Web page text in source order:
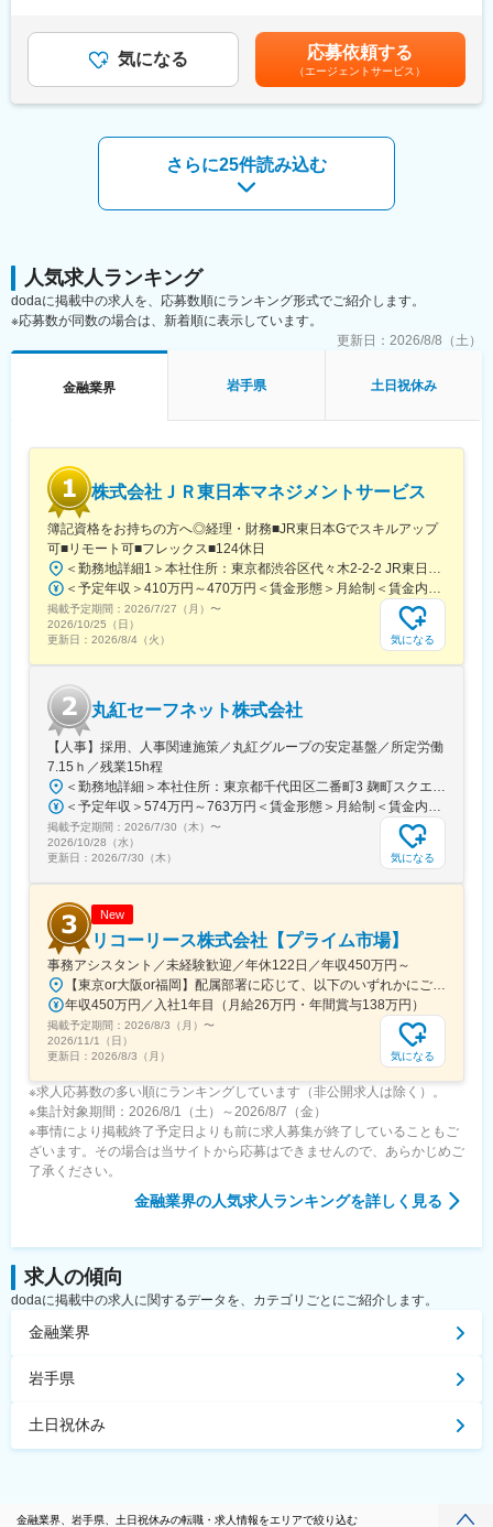
来を切り拓いていくという使命感のある方を歓迎します。
◎東証プライム上場、県内外100店舗を超える拠点
展に貢献する」「健全経営に徹する」という理念を掲げ、東証プ
ライム上場／合計109拠点を有する第一地方銀行です。
変更の範囲：会社の定める業務
■魅力：
◎当行は岩手県内のメインバンクシェア、預金シェアが高く、岩
の信頼性維持の役割を担うことができます。
配属先の市場金融部は、20名程度で構成されています。
ては階層別研修、行内資格認定研修などを実施するとともに、行
外研修にも積極的に派遣しています。また、自己啓発支援施策と
して、公的資格の取得を目指す行員に対し、専門学校等へのスク
ーリングの機会を与える制度「キャリアチャレンジプログラム」
も実施しています。これらの研修会、研修派遣には公募制も採用
す。
岩手銀行の財産は「信用」の担い手である「人」であり、「人」
の成長が同行の成長、地域社会の発展につながっていくと考えて
います。金融業界が目まぐるしく変化し続ける今こそ、環境の変
化に力強く立ち向かい、既成の価値観にとらわれない斬新な発想
力や行動力を持った「人」を求めています。同行には、ふるさと
岩手のために貢献したいという熱い「想い」を「形」にできるフ
ィールドがたくさんあります。岩手の未来を切り拓いていくとい
う使命感のある方を歓迎します。
■当行について：
・東証プライム上場、県内外100店舗を超える拠点
展に貢献する」「健全経営に徹する」という理念を掲げ、東証プ
ライム上場／合計109拠点を有する第一地方銀行です。
変更の範囲：会社の定める業務
あくまでも目安の金額であり、選考を通じて上下する可能性があ
ります。月給(月額)は固定手当を含めた表記です。
気になる 応募依頼する
（エージェントサービス）
さらに25件読み込む
人気求人ランキング
dodaに掲載中の求人を、応募数順にランキング形式でご紹介します。
※応募数が同数の場合は、新着順に表示しています。
更新日： 2026/8/8（土）
金融業界 岩手県 土日祝休み
株式会社ＪＲ東日本マネジメントサービス
簿記資格をお持ちの方へ◎経理・財務■JR東日本Gでスキルアップ
可■リモート可■フレックス■124休日
＜勤務地詳細1＞本社住所：東京都渋谷区代々木2-2-2 JR東日本本社ビル9階受動喫煙対策：屋内全面禁煙＜勤務地詳細2＞東京都内オフィス住所：東京都23区内 受動喫煙対策：屋内全面禁煙変更の範囲：会社の定める事業所（リモートワーク含む）
＜予定年収＞410万円～470万円＜賃金形態＞月給制＜賃金内訳＞月額（基本給）：240,000円～250,000円＜月給＞240,000円～250,000円＜昇給有無＞有＜残業手当＞有＜給与補足＞※想定年収には残業月20Hも含めています■昇給：年1回■賞与：年2回(合計3.0ヶ月程度)※総合職：計6.0ヶ月程度■モデル年収総合職（課長）900万円総合職（マネージャー）630万円総合職（主任）520万円エリア（課員）410万円賃金はあくまでも目安の金額であり、選考を通じて上下する可能性があります。月給(月額)は固定手当を含めた表記です。
掲載予定期間： 2026/7/27（月） 〜
2026/10/25（日）
更新日： 2026/8/4（火） 気になる
丸紅セーフネット株式会社
【人事】採用、人事関連施策／丸紅グループの安定基盤／所定労働
7.15ｈ／残業15h程
＜勤務地詳細＞本社住所：東京都千代田区二番町3 麹町スクエア3F勤務地最寄駅：東京メトロ有楽町線／麹町駅受動喫煙対策：敷地内全面禁煙変更の範囲：会社の定める事業所（リモートワーク含む）
＜予定年収＞574万円～763万円＜賃金形態＞月給制＜賃金内訳＞月額（基本給）：285,000円～379,000円＜月給＞285,000円～379,000円＜昇給有無＞有＜残業手当＞有＜給与補足＞【賞与】（'26年度実績）6.6か月分支給【モデル年収例】622万円 入社5年目 (月給30万9千円＋賞与+月残業15時間)賃金はあくまでも目安の金額であり、選考を通じて上下する可能性があります。月給(月額)は固定手当を含めた表記です。
掲載予定期間： 2026/7/30（木） 〜
2026/10/28（水）
更新日： 2026/7/30（木） 気になる
New
リコーリース株式会社【プライム市場】
事務アシスタント／未経験歓迎／年休122日／年収450万円～
【東京or大阪or福岡】配属部署に応じて、以下のいずれかにご勤務いただきます。初期配属地は、ご希望の地域に配属いたします。■本社東京都港区東新橋1-5-2 汐留シティセンター19F☆JR・地下鉄各線 新橋駅より徒歩1分☆都営地下鉄大江戸線 汐留駅より徒歩1分■豊洲事業所東京都江東区東雲1-7-12 KDX豊洲グランスクエア7F☆東京メトロ有楽町線・ゆりかもめ 豊洲駅 徒歩12分☆りんかい線 東雲駅 徒歩12分※豊洲駅より「KDXグランスクエア行き無料シャトルバス」が運行しています。■関西支社大阪府大阪市北区堂島浜2-2-28 堂島アクシスビル12F☆地下鉄四ツ橋線・西梅田駅より徒歩10分・肥後橋駅 徒歩7分☆JR大阪駅 徒歩15分■九州支社福岡県福岡市博多区博多駅東2-10-35 博多プライムイースト3F☆JR博多駅より徒歩7分※受動喫煙対策有（屋内全面禁煙）
年収450万円／入社1年目（月給26万円・年間賞与138万円）
掲載予定期間： 2026/8/3（月） 〜
2026/11/1（日）
更新日： 2026/8/3（月） 気になる
※求人応募数の多い順にランキングしています（非公開求人は除く）。
※集計対象期間：2026/8/1（土）～2026/8/7（金）
※事情により掲載終了予定日よりも前に求人募集が終了していることもご
ざいます。その場合は当サイトから応募はできませんので、あらかじめご
了承ください。
金融業界の人気求人ランキングを詳しく見る
求人の傾向
dodaに掲載中の求人に関するデータを、カテゴリごとにご紹介します。
金融業界
岩手県
土日祝休み
金融業界、岩手県、土日祝休みの転職・求人情報をエリアで絞り込む